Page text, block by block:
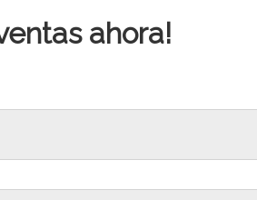
ahora!